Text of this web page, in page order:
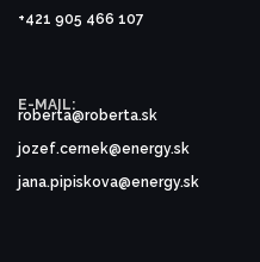
+421 905 466 107
E-MAIL:
roberta@roberta.sk
jozef.cernek@energy.sk
jana.pipiskova@energy.sk